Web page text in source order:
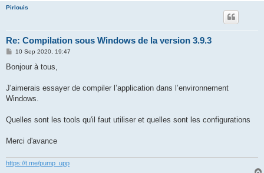
Pirlouis
Re: Compilation sous Windows de la version 3.9.3
P
s
10 Sep 2020, 19:47
Bonjour à tous,
J'aimerais essayer de compiler l’application dans l’environnement
Windows.
Quelles sont les tools qu'il faut utiliser et quelles sont les configurations
Merci d'avance
https://t.me/pump_upp